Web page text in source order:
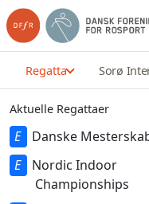
Regatta Sorø
Aktuelle Regattaer
Danske
Nordic Indoor
Championships